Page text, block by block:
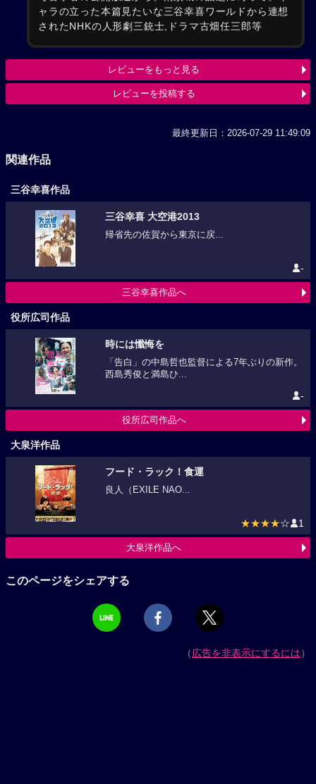
ャラの立った本篇見たいな三谷幸喜ワールドから連想
されたNHKの人形劇三銃士,ドラマ古畑任三郎等
レビューをもっと見る
レビューを投稿する
最終更新日：2026-07-29 11:49:09
関連作品
三谷幸喜作品
三谷幸喜 大空港2013
帰省先の佐賀から東京に戻...
-
三谷幸喜作品へ
役所広司作品
時には懺悔を
「告白」の中島哲也監督による7年ぶりの新作。
西島秀俊と満島ひ...
-
役所広司作品へ
大泉洋作品
フード・ラック！食運
良人（EXILE NAO...
★★★★☆ 1
大泉洋作品へ
このページをシェアする
（広告を非表示にするには）